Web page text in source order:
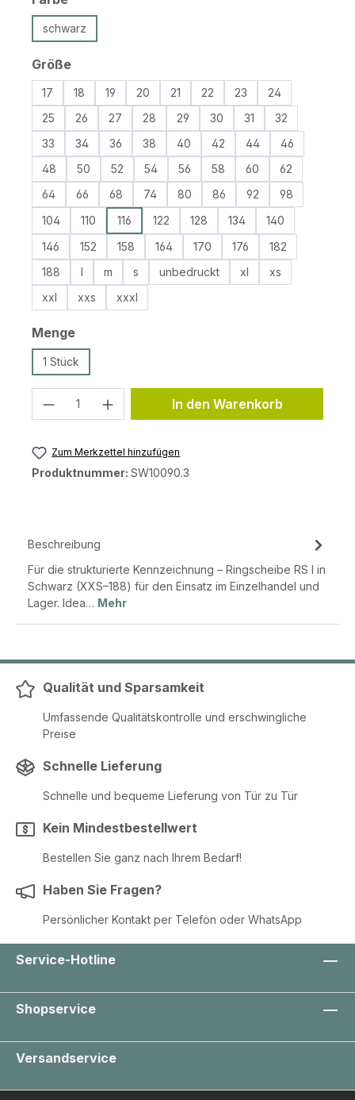
schwarz
Größeauswählen
17 18 19 20 21 22 23
24
25
26 27 28 29 30 31
32
33
34 36 38 40 42 44
46
48
50 52 54 56 58 60
62
64
66 68 74 80 86 92
98
104
110 116 122 128 134
140
146
152 158 164 170 176
182
188
l m s unbedruckt xl
xs
xxl
xxs xxxl
Mengeauswählen
1 Stück
Produkt Anzahl: Gib den
In den Warenkorb
Zum Merkzettel hinzufügen
Produktnummer: SW10090.3
Beschreibung
Für die strukturierte Kennzeichnung – Ringscheibe RS I in
Schwarz (XXS–188) für den Einsatz im Einzelhandel und
Lager. Idea… Mehr
Qualität und Sparsamkeit
Umfassende Qualitätskontrolle und erschwingliche
Preise
Schnelle Lieferung
Schnelle und bequeme Lieferung von Tür zu Tür
Kein Mindestbestellwert
Bestellen Sie ganz nach Ihrem Bedarf!
Haben Sie Fragen?
Persönlicher Kontakt per Telefon oder WhatsApp
Service-Hotline
Shopservice
Versandservice